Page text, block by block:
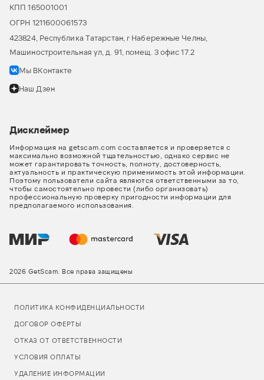
КПП 165001001
ОГРН 1211600061573
423824, Республика Татарстан, г Набережные Челны,
Машиностроительная ул, д. 91, помещ. 3 офис 17.2
Мы ВКонтакте
Наш Дзен
Дисклеймер
Информация на getscam.com составляется и проверяется с
максимально возможной тщательностью, однако сервис не
может гарантировать точность, полноту, достоверность,
актуальность и практическую применимость этой информации.
Поэтому пользователи сайта являются ответственными за то,
чтобы самостоятельно провести (либо организовать)
профессиональную проверку пригодности информации для
предполагаемого использования.
2026 GetScam. Все права защищены
ПОЛИТИКА КОНФИДЕНЦИАЛЬНОСТИ
ДОГОВОР ОФЕРТЫ
ОТКАЗ ОТ ОТВЕТСТВЕННОСТИ
УСЛОВИЯ ОПЛАТЫ
УДАЛЕНИЕ ИНФОРМАЦИИ